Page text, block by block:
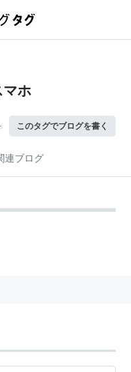
ホ
このタグでブログを書く
連ブログ